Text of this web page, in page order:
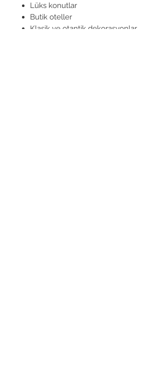
Lüks konutlar
Butik oteller
Klasik ve otantik dekorasyonlar